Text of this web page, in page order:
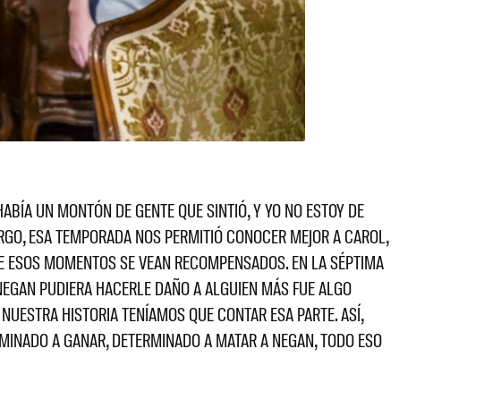
UN MONTÓN DE GENTE QUE SINTIÓ, Y YO NO ESTOY DE
ESA TEMPORADA NOS PERMITIÓ CONOCER MEJOR A CAROL,
MOMENTOS SE VEAN RECOMPENSADOS. EN LA SÉPTIMA
PUDIERA HACERLE DAÑO A ALGUIEN MÁS FUE ALGO
HISTORIA TENÍAMOS QUE CONTAR ESA PARTE. ASÍ,
A GANAR, DETERMINADO A MATAR A NEGAN, TODO ESO